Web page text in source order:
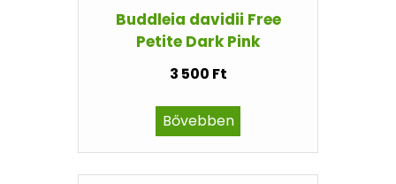
Buddleia davidii Free
Petite Dark Pink
3 500 Ft
Bővebben